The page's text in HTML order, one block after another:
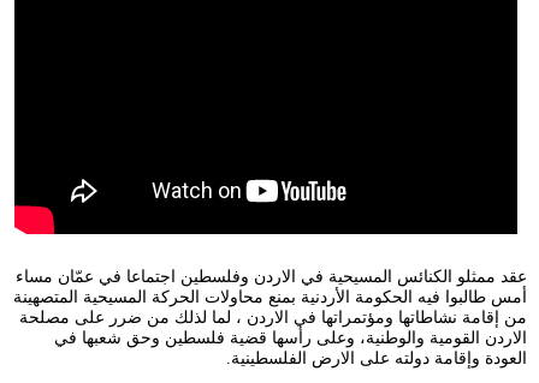
عقد ممثلو الكنائس المسيحية في الاردن وفلسطين اجتماعا في عمّان مساء
أمس طالبوا فيه الحكومة الأردنية بمنع محاولات الحركة المسيحية المتصهينة
من إقامة نشاطاتها ومؤتمراتها في الاردن ، لما لذلك من ضرر على مصلحة
الاردن القومية والوطنية، وعلى رأسها قضية فلسطين وحق شعبها في
العودة وإقامة دولته على الارض الفلسطينية.